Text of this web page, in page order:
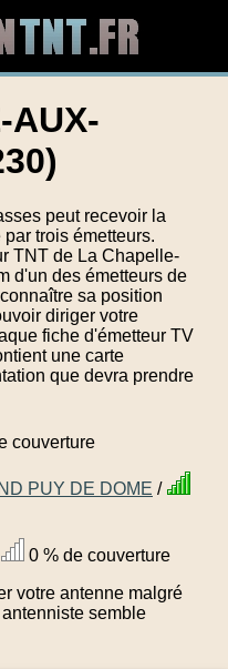
AUX-
peut recevoir la
trois émetteurs.
TNT de La Chapelle-
d'un des émetteurs de
sa position
diriger votre
fiche d'émetteur TV
une carte
que devra prendre
couverture
PUY DE DOME /
0 % de couverture
votre antenne malgré
semble